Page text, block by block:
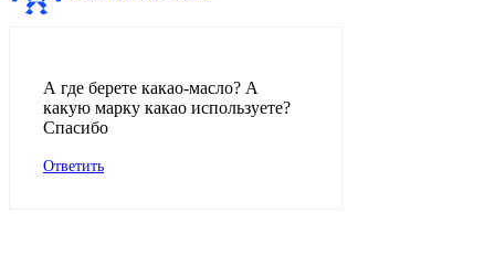
А где берете какао-масло? А
какую марку какао используете?
Спасибо
Ответить